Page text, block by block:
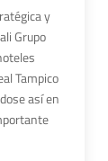
y
Grupo
Tampico
así en